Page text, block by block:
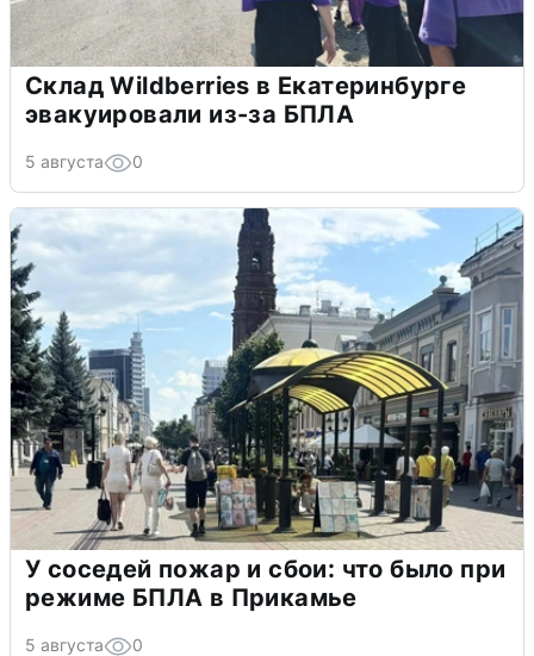
Склад Wildberries в Екатеринбурге
эвакуировали из-за БПЛА
5 августа 0
У соседей пожар и сбои: что было при
режиме БПЛА в Прикамье
5 августа 0